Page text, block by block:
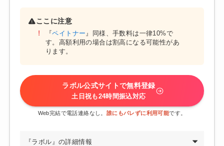
ここに注意
『ペイトナー』同様、手数料は一律10%で
す。高額利用の場合は割高になる可能性があ
ります。
ラボル公式サイトで無料登録
土日祝も24時間振込対応
Web完結で電話連絡なし。 誰にもバレずに利用可能です。
『ラボル』の詳細情報